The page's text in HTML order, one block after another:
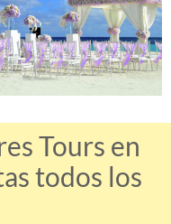
Tours en
todos los